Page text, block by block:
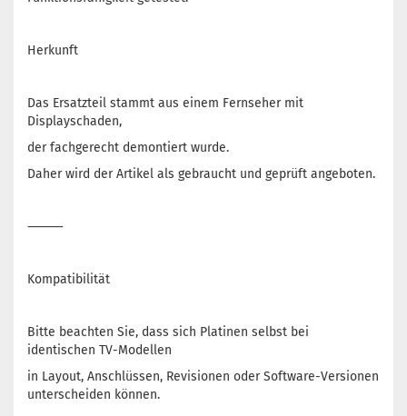
Herkunft
Das Ersatzteil stammt aus einem Fernseher mit
Displayschaden,
der fachgerecht demontiert wurde.
Daher wird der Artikel als gebraucht und geprüft angeboten.
⸻
Kompatibilität
Bitte beachten Sie, dass sich Platinen selbst bei
identischen TV-Modellen
in Layout, Anschlüssen, Revisionen oder Software-Versionen
unterscheiden können.